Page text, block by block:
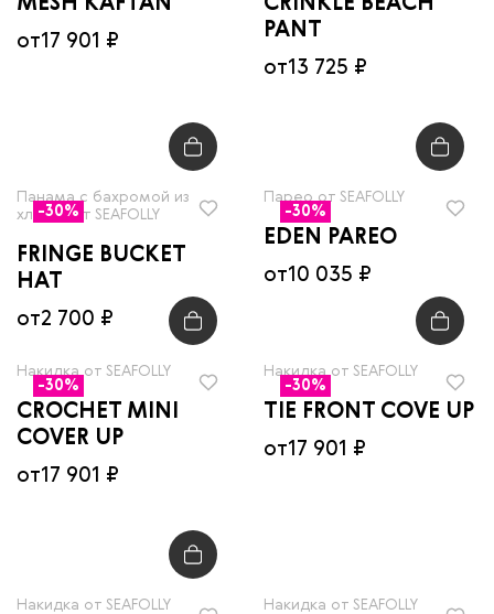
MESH KAFTAN
от17 901 ₽
CRINKLE BEACH
PANT
от13 725 ₽
-30%
Панама с бахромой из
хлопка от SEAFOLLY
FRINGE BUCKET
HAT
от2 700 ₽
-30%
Парео от SEAFOLLY
EDEN PAREO
от10 035 ₽
-30%
Накидка от SEAFOLLY
CROCHET MINI
COVER UP
от17 901 ₽
-30%
Накидка от SEAFOLLY
TIE FRONT COVE UP
от17 901 ₽
Накидка от SEAFOLLY Накидка от SEAFOLLY